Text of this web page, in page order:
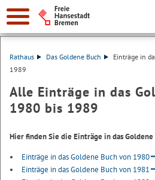
Suche:
Rathaus Das Goldene Buch
Einträge in
1989
Alle Einträge in das
1980 bis 1989
Hier finden Sie die Einträge in das
Einträge in das Goldene Buch von 1980
Einträge in das Goldene Buch von 1981